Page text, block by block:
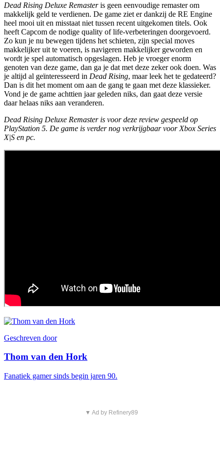
Dead Rising Deluxe Remasteris geen eenvoudige remaster om
makkelijk geld te verdienen. De game ziet er dankzij de RE Engine
heel mooi uit en misstaat niet tussen recent uitgekomen titels. Ook
heeft Capcom de nodige quality of life-verbeteringen doorgevoerd.
Zo kun je nu bewegen tijdens het schieten, zijn special moves
makkelijker uit te voeren, is navigeren makkelijker geworden en
wordt je spel automatisch opgeslagen. Heb je vroeger enorm
genoten van deze game, dan ga je dat met deze zeker ook doen. Was
je altijd al geïnteresseerd in Dead Rising, maar leek het te gedateerd?
Dan is dit het moment om aan de gang te gaan met deze klassieker.
Vond je de game achttien jaar geleden niks, dan gaat deze versie
daar helaas niks aan veranderen.
Dead Rising Deluxe Remaster is voor deze review gespeeld op
PlayStation 5. De game is verder nog verkrijgbaar voor Xbox Series
X|S en pc.
Geschreven door
Thom van den Hork
Fanatiek gamer sinds begin jaren 90.
▼ Ad by Refinery89